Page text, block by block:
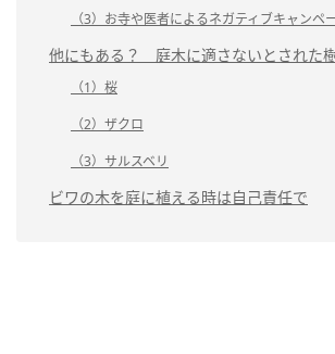
（3）お寺や医者によるネガティブキャンペ
他にもある？ 庭木に適さないとされた
（1）桜
（2）ザクロ
（3）サルスベリ
ビワの木を庭に植える時は自己責任で